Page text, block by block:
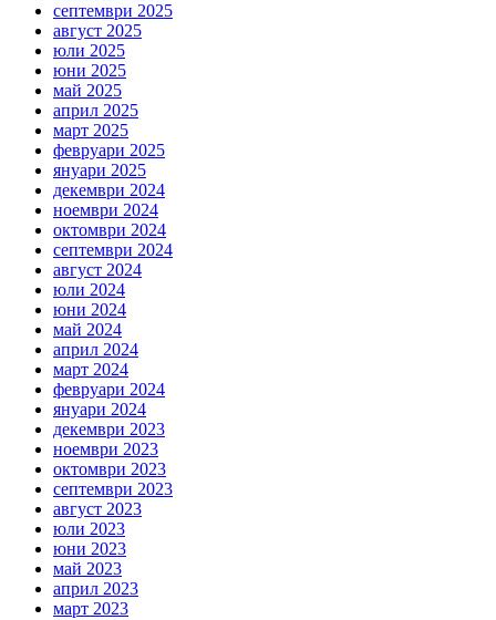
септември 2025
август 2025
юли 2025
юни 2025
май 2025
април 2025
март 2025
февруари 2025
януари 2025
декември 2024
ноември 2024
октомври 2024
септември 2024
август 2024
юли 2024
юни 2024
май 2024
април 2024
март 2024
февруари 2024
януари 2024
декември 2023
ноември 2023
октомври 2023
септември 2023
август 2023
юли 2023
юни 2023
май 2023
април 2023
март 2023